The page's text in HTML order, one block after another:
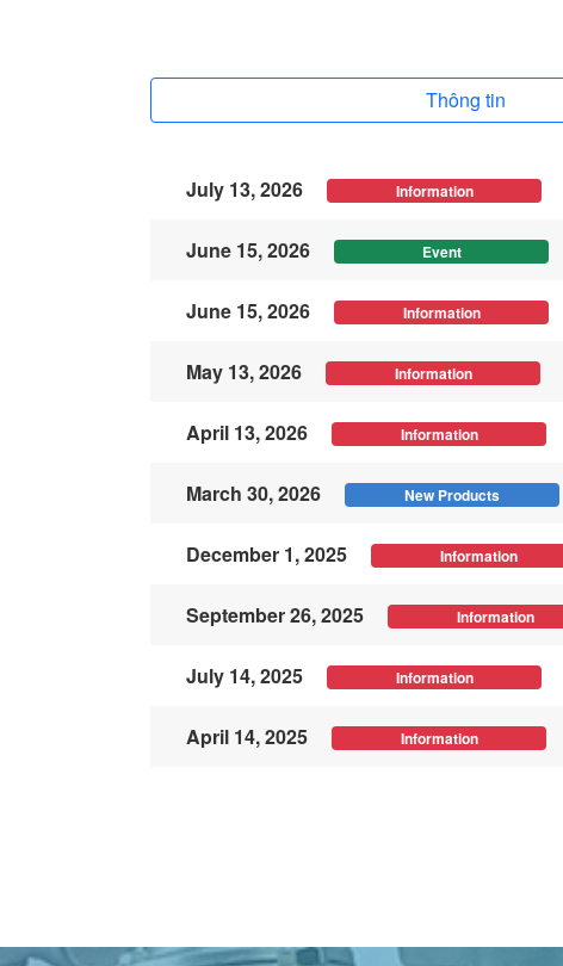
Thông tin
July 13, 2026 Information
June 15, 2026 Event
June 15, 2026 Information
May 13, 2026 Information
April 13, 2026 Information
March 30, 2026 New Products
December 1, 2025 Information
September 26, 2025 Information
July 14, 2025 Information
April 14, 2025 Information